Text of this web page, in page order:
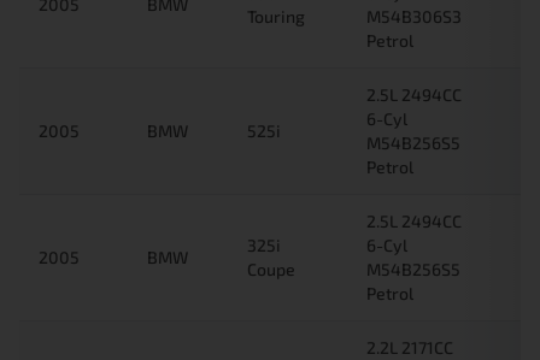
2005 BMW
Touring
M54B306S3
Petrol
2005 BMW 525i
2.5L 2494CC
6-Cyl
M54B256S5
Petrol
2005 BMW
325i
Coupe
2.5L 2494CC
6-Cyl
M54B256S5
Petrol
2.2L 2171CC